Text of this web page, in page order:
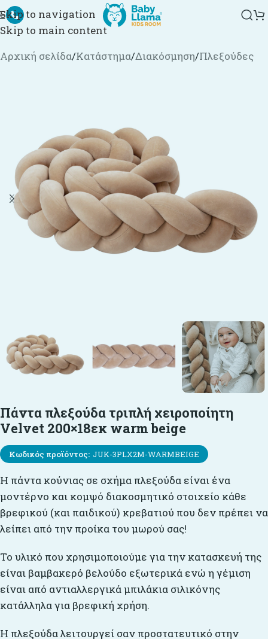
Skip to navigation
Skip to main content
Αρχική σελίδα/Κατάστημα/Διακόσμηση/Πλεξούδες
Πάντα πλεξούδα τριπλή χειροποίητη
Velvet 200×18εκ warm beige
Κωδικός προϊόντος: JUK-3PLX2M-WARMBEIGE
Η πάντα κούνιας σε σχήμα πλεξούδα είναι ένα
μοντέρνο και κομψό διακοσμητικό στοιχείο κάθε
βρεφικού (και παιδικού) κρεβατιού που δεν πρέπει να
λείπει από την προίκα του μωρού σας!
Το υλικό που χρησιμοποιούμε για την κατασκευή της
είναι βαμβακερό βελούδο εξωτερικά ενώ η γέμιση
είναι από αντιαλλεργικά μπιλάκια σιλικόνης
κατάλληλα για βρεφική χρήση.
Η πλεξούδα λειτουργεί σαν προστατευτικό στην